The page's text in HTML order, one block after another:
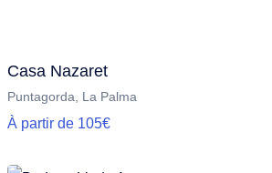
Casa Nazaret
Puntagorda, La Palma
À partir de 105€